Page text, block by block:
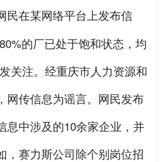
民在某网络平台上发布信
的厂已处于饱和状态，均
关注。经重庆市人力资源和
网传信息为谣言。网民发布
息中涉及的10余家企业，并
，赛力斯公司除个别岗位招